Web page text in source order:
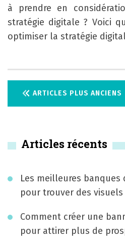
à prendre en
stratégie digitale ? Voici
optimiser la stratégie
a
i
a
ARTICLES PLUS ANCIENS
Articles récents
Les meilleures banques
pour trouver des
Comment créer une
pour attirer plus de